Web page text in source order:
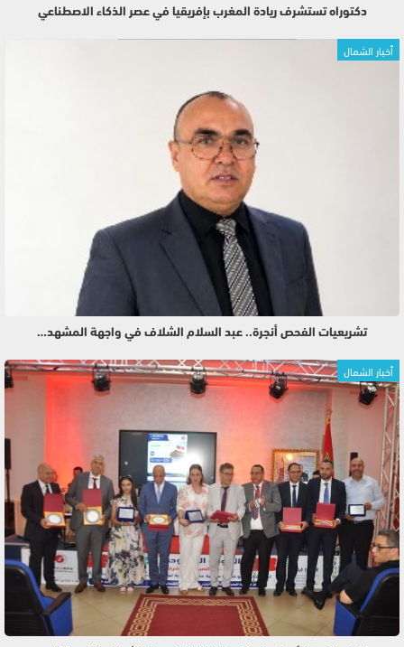
دكتوراه تستشرف ريادة المغرب بإفريقيا في عصر الذكاء الاصطناعي
أخبار الشمال
تشريعيات الفحص أنجرة.. عبد السلام الشلاف في واجهة المشهد…
أخبار الشمال